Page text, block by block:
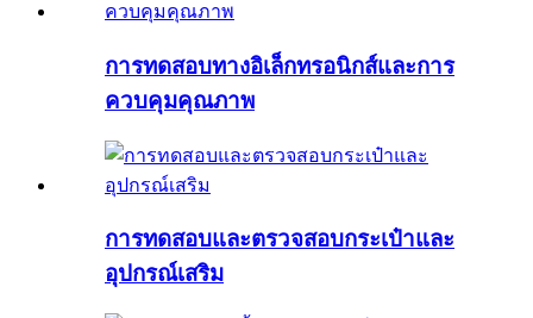
การทดสอบทางอิเล็กทรอนิกส์และการ
ควบคุมคุณภาพ
การทดสอบและตรวจสอบกระเป๋าและ
อุปกรณ์เสริม